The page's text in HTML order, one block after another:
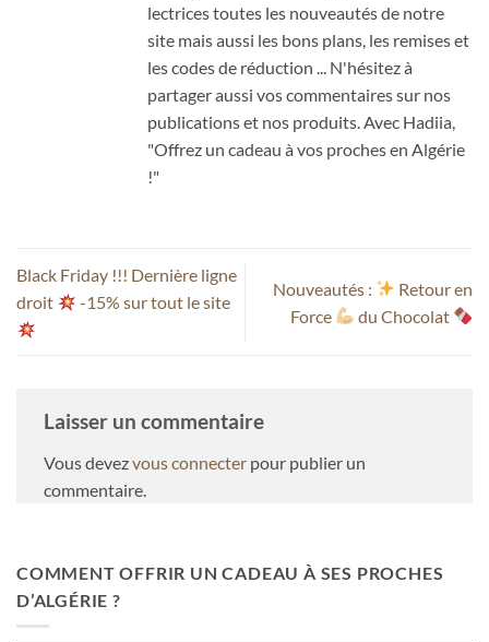
lectrices toutes les nouveautés de notre
site mais aussi les bons plans, les remises et
les codes de réduction ... N'hésitez à
partager aussi vos commentaires sur nos
publications et nos produits. Avec Hadiia,
"Offrez un cadeau à vos proches en Algérie
!"
Black Friday !!! Dernière ligne
droit
-15% sur tout le site
Nouveautés :
Retour en
Force
du Chocolat
Laisser un commentaire
Vous devezvous connecter pour publier un
commentaire.
COMMENT OFFRIR UN CADEAU À SES PROCHES
D’ALGÉRIE ?